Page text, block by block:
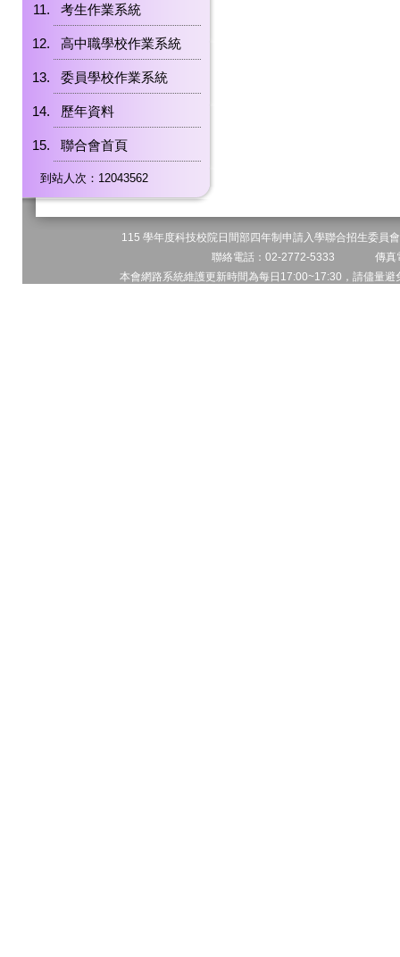
考生作業系統
高中職學校作業系統
委員學校作業系統
歷年資料
聯合會首頁
到站人次：12043562
115 學年度科技校院日間部四年制申請入學聯合招生委
聯絡電話：02-2772-5333 傳
本會網路系統維護更新時間為每日17:00~17:30，請儘量